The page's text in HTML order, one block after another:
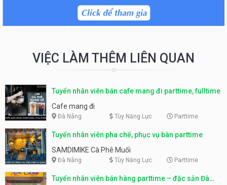
VIỆC LÀM THÊM LIÊN QUAN
Tuyển nhân viên bán cafe mang đi parttime, fulltime
Cafe mang đi
Đà Nẵng Tùy Năng Lực Parttime
Tuyển nhân viên pha chế, phục vụ bàn parttime
SAMDIMIKE Cà Phê Muối
Đà Nẵng Tùy Năng Lực Parttime
Tuyển nhân viên bán hàng parttime – đặc sản Đà